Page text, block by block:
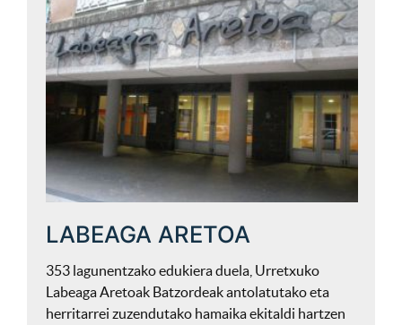
LABEAGA ARETOA
353 lagunentzako edukiera duela, Urretxuko
Labeaga Aretoak Batzordeak antolatutako eta
herritarrei zuzendutako hamaika ekitaldi hartzen